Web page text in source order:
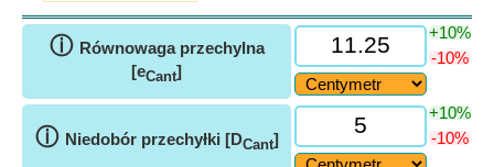
ⓘ Równowaga przechylna
[eCant]
+10%
-10%
ⓘ Niedobór przechyłki [DCant]
+10%
-10%